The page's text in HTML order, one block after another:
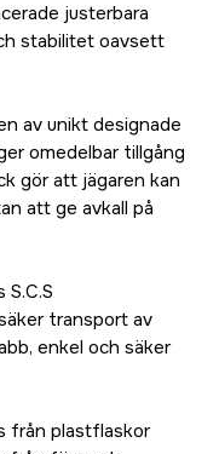
justerbara
stabilitet oavsett
av unikt designade
omedelbar tillgång
gör att jägaren kan
att ge avkall på
S.C.S
transport av
enkel och säker
från plastflaskor